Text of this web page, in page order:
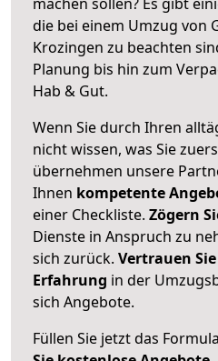
die bei einem Umzug von
Krozingen zu beachten
Planung bis hin zum
Hab & Gut.
Wenn Sie durch Ihren
nicht wissen, was Sie
übernehmen unsere
Ihnen kompetente
einer Checkliste. Zögern
Dienste in Anspruch zu
sich zurück. Vertrauen
Erfahrung in der
sich Angebote.
Füllen Sie jetzt das